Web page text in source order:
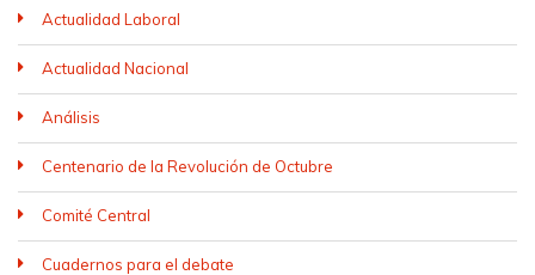
Actualidad Laboral
Actualidad Nacional
Análisis
Centenario de la Revolución de Octubre
Comité Central
Cuadernos para el debate